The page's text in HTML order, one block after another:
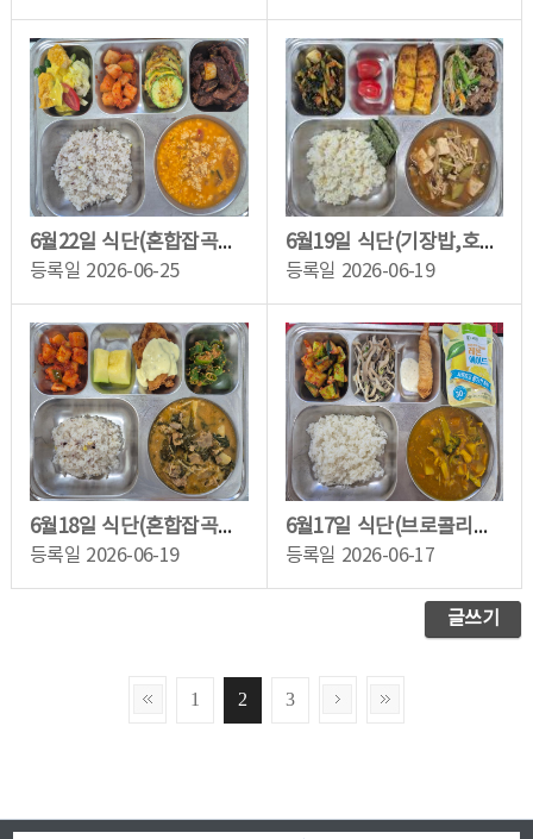
6월22일 식단(혼합잡곡밥,김치순두부전골,매콤돼지갈비찜,애호박전,두부채소샐러드,깍...
등록일 2026-06-25
6월19일 식단(기장밥,호박된장찌개,대패오리숙주볶음,가자미버터구이,배추김치,대추방...
등록일 2026-06-19
6월18일 식단(혼합잡곡밥,우거지감자탕,수제생선가스,아삭고추쌈장무침,깍두기,머스크...
등록일 2026-06-19
6월17일 식단(브로콜리치킨카레라이스,오이부추무침,카다이프새우튀김,느타리버섯볶음...
등록일 2026-06-17
글쓰기
1 2 3